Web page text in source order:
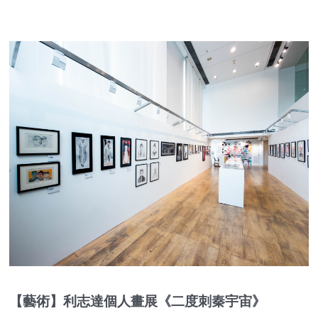
【藝術】利志達個人畫展《二度刺秦宇宙》